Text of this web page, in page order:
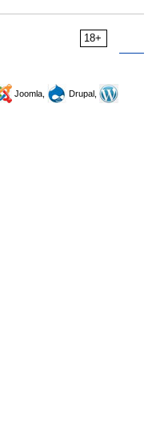
18+
Joomla,
Drupal,